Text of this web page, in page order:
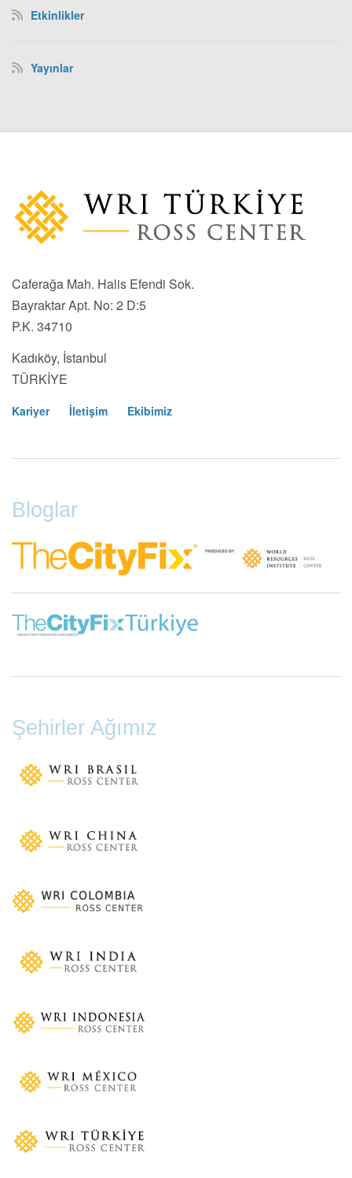
Etkinlikler
Yayınlar
Bloglar
Şehirler Ağımız
Caferağa Mah. Halis Efendi Sok.
Bayraktar Apt. No: 2 D:5
P.K. 34710
Kadıköy, İstanbul
TÜRKİYE
Kariyer İletişim Ekibimiz